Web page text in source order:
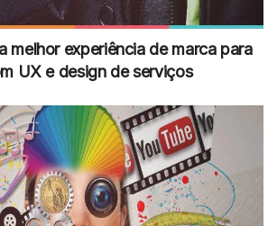
melhor experiência de marca para
UX e design de serviços